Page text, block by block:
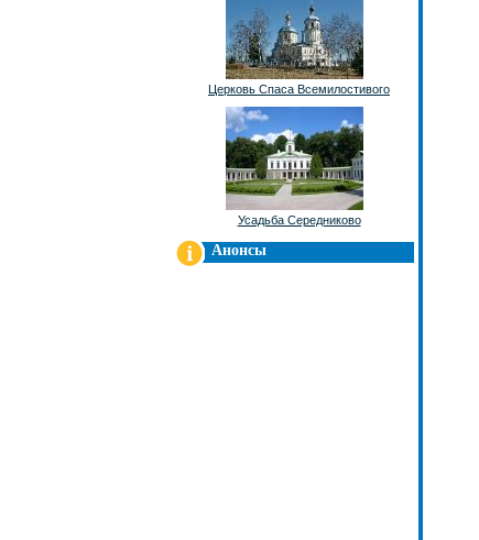
Церковь Спаса Всемилостивого
Усадьба Середниково
Анонсы